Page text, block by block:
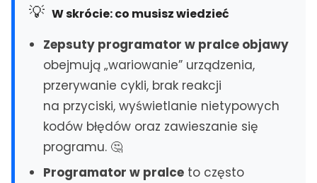
Rybnik
Będzin
Dąbrowa Górnicza
Lędziny
Wodzisław Śl.
Częstochowa
MAŁOPOLSKA
Kraków
Czechowice-Dziedzice
💡 W skrócie: co musisz wiedzieć
Zepsuty programator w pralce objawy
obejmują „wariowanie” urządzenia,
przerywanie cykli, brak reakcji
na przyciski, wyświetlanie nietypowych
kodów błędów oraz zawieszanie się
programu. 🤔
Programator w pralce to często